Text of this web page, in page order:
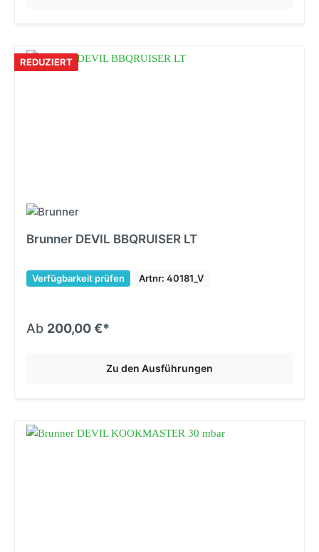
REDUZIERT
Brunner DEVIL BBQRUISER LT
Verfügbarkeit prüfen Artnr: 40181_V
Ab 200,00 €*
Zu den Ausführungen